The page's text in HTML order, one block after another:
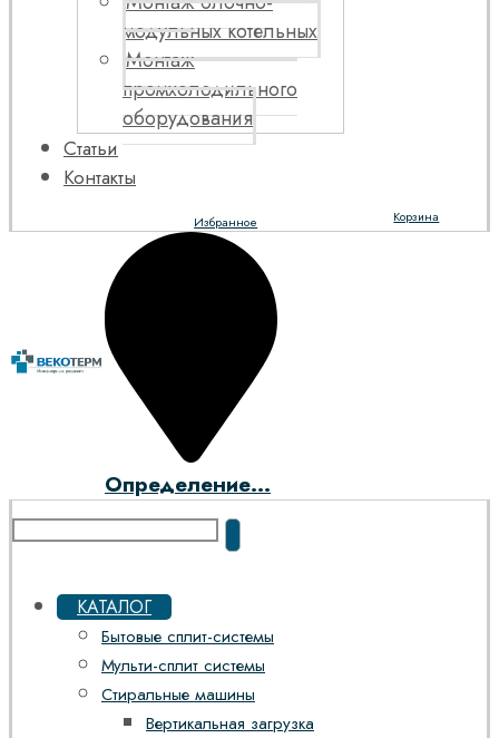
модульных котельных
Монтаж
промхолодильного
оборудования
Статьи
Контакты
Корзина
Избранное
Определение...
КАТАЛОГ
Бытовые сплит-системы
Мульти-сплит системы
Стиральные машины
Вертикальная загрузка